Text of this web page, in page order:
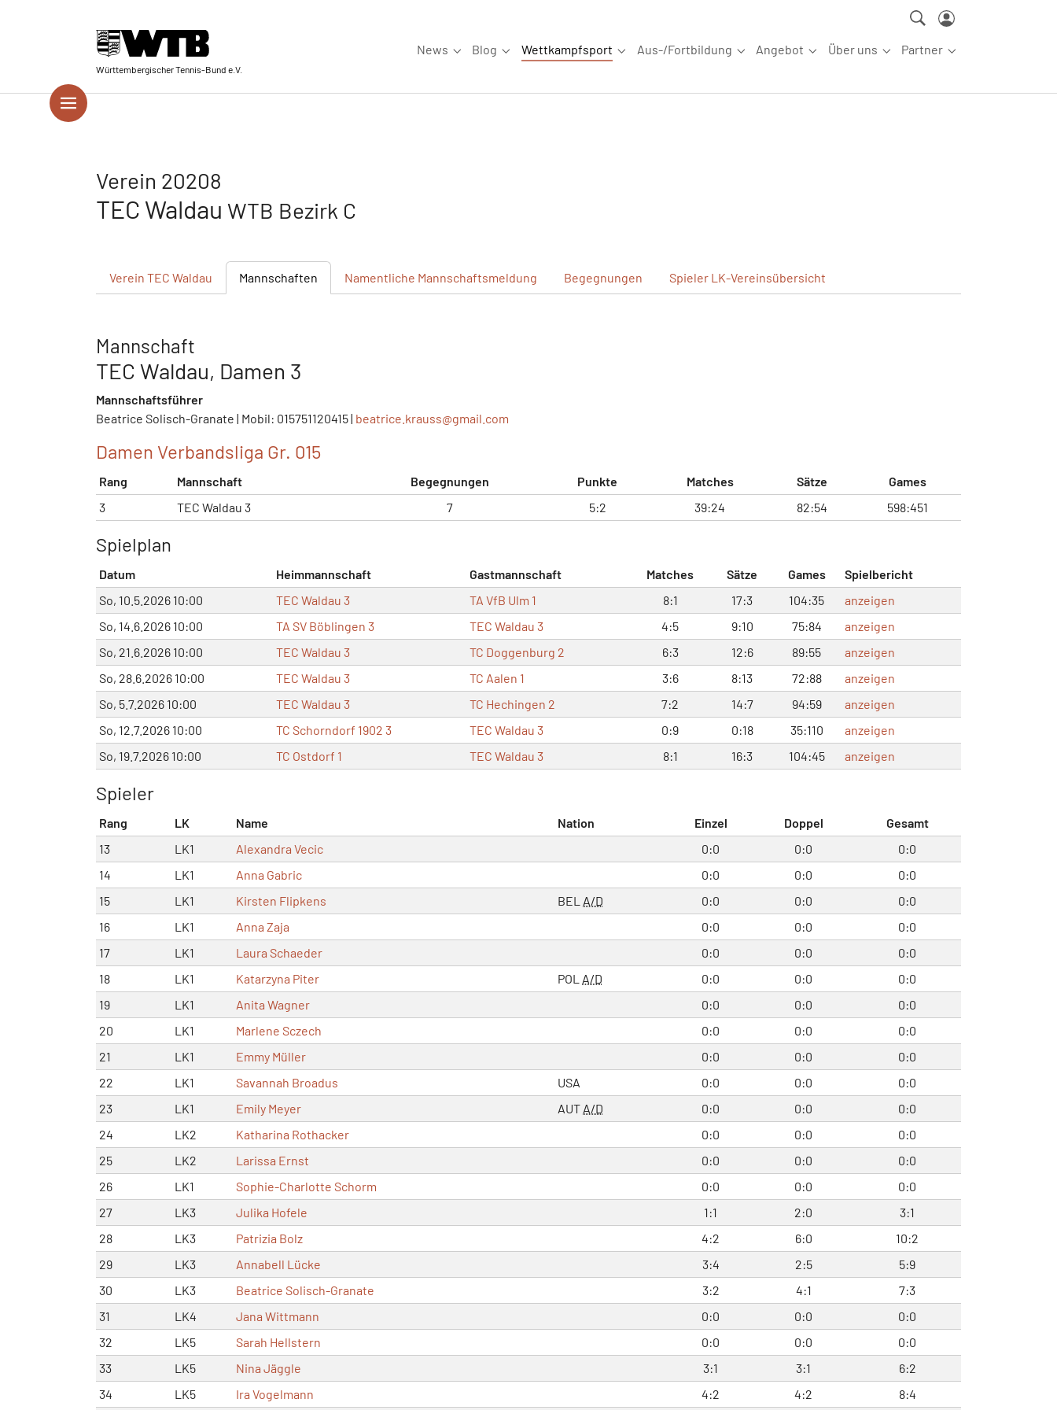
Württembergischer Tennis-Bund e.V.
News
Submenu for "News"
Blog
Submenu for "Blog"
Wettkampfsport
Submenu for "Wettkampfsport"
Aus-/Fortbildung
Submenu for "Aus-/Fortbildung"
Angebot
Submenu for "Angebot"
Über uns
Submenu for "Über uns"
Partner
Submenu for
Verein 20208
TEC Waldau WTB Bezirk C
Verein TEC Waldau Mannschaften Namentliche Mannschaftsmeldung Begegnungen Spieler LK-Vereinsübersicht
Mannschaft
TEC Waldau, Damen 3
Mannschaftsführer
Beatrice Solisch-Granate | Mobil: 015751120415 | beatrice.krauss@gmail.com
Damen Verbandsliga Gr. 015
Rang Mannschaft Begegnungen Punkte Matches Sätze
Games
3
TEC Waldau 3 7 5:2 39:24 82:54 598:451
Spielplan
Datum Heimmannschaft Gastmannschaft Matches Sätze Games
Spielbericht
So, 10.5.2026 10:00
TEC Waldau 3 TA VfB Ulm 1 8:1 17:3 104:35
anzeigen
So, 14.6.2026 10:00
TA SV Böblingen 3 TEC Waldau 3 4:5 9:10 75:84
anzeigen
So, 21.6.2026 10:00
TEC Waldau 3 TC Doggenburg 2 6:3 12:6 89:55
anzeigen
So, 28.6.2026 10:00
TEC Waldau 3 TC Aalen 1 3:6 8:13 72:88
anzeigen
So, 5.7.2026 10:00
TEC Waldau 3 TC Hechingen 2 7:2 14:7 94:59
anzeigen
So, 12.7.2026 10:00
TC Schorndorf 1902 3 TEC Waldau 3 0:9 0:18 35:110
anzeigen
So, 19.7.2026 10:00
TC Ostdorf 1 TEC Waldau 3 8:1 16:3 104:45 anzeigen
Spieler
Rang LK Name Nation Einzel Doppel
Gesamt
13
LK1 Alexandra Vecic 0:0 0:0
0:0
14
LK1 Anna Gabric 0:0 0:0
0:0
15
LK1 Kirsten Flipkens BEL A/D 0:0 0:0
0:0
16
LK1 Anna Zaja 0:0 0:0
0:0
17
LK1 Laura Schaeder 0:0 0:0
0:0
18
LK1 Katarzyna Piter POL A/D 0:0 0:0
0:0
19
LK1 Anita Wagner 0:0 0:0
0:0
20
LK1 Marlene Sczech 0:0 0:0
0:0
21
LK1 Emmy Müller 0:0 0:0
0:0
22
LK1 Savannah Broadus USA 0:0 0:0
0:0
23
LK1 Emily Meyer AUT A/D 0:0 0:0
0:0
24
LK2 Katharina Rothacker 0:0 0:0
0:0
25
LK2 Larissa Ernst 0:0 0:0
0:0
26
LK1 Sophie-Charlotte Schorm 0:0 0:0
0:0
27
LK3 Julika Hofele 1:1 2:0
3:1
28
LK3 Patrizia Bolz 4:2 6:0
10:2
29
LK3 Annabell Lücke 3:4 2:5
5:9
30
LK3 Beatrice Solisch-Granate 3:2 4:1
7:3
31
LK4 Jana Wittmann 0:0 0:0
0:0
32
LK5 Sarah Hellstern 0:0 0:0
0:0
33
LK5 Nina Jäggle 3:1 3:1
6:2
34
LK5 Ira Vogelmann 4:2 4:2 8:4